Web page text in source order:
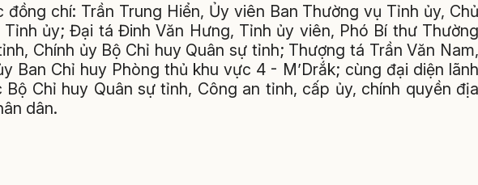
chí: Trần Trung Hiển, Ủy viên Ban Thường vụ Tỉnh ủy, Chủ
ủy; Đại tá Đinh Văn Hưng, Tỉnh ủy viên, Phó Bí thư Thường
Chính ủy Bộ Chỉ huy Quân sự tỉnh; Thượng tá Trần Văn Nam,
Ban Chỉ huy Phòng thủ khu vực 4 - M’Drắk; cùng đại diện lãnh
Chỉ huy Quân sự tỉnh, Công an tỉnh, cấp ủy, chính quyền địa
dân.